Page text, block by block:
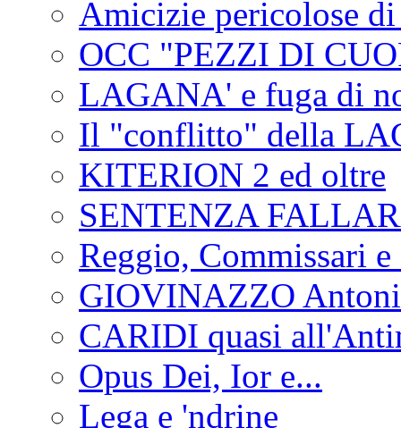
Amicizie pericolose
OCC "PEZZI DI
LAGANA' e fuga di
Il "conflitto" della
KITERION 2 ed oltre
SENTENZA
Reggio, Commissari
GIOVINAZZO
CARIDI quasi
Opus Dei, Ior e...
Lega e 'ndrine